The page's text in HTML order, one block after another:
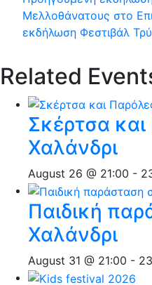
Μελλοθάνατους στο
εκδήλωση Φεστιβάλ
Related
Σκέρτσα
Χαλάνδρι
August 26 @ 21:00 -
Παιδική
Χαλάνδρι
August 31 @ 21:00 -